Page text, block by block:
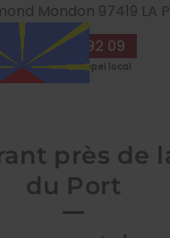
Mondon 97419 LA
09 70 35 92 09
près de
du Port